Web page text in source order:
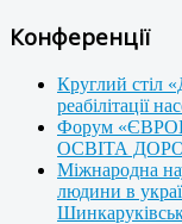
Конференції
Круглий стіл
реабілітації
Форум
ОСВІТА
Міжнародна
людини в